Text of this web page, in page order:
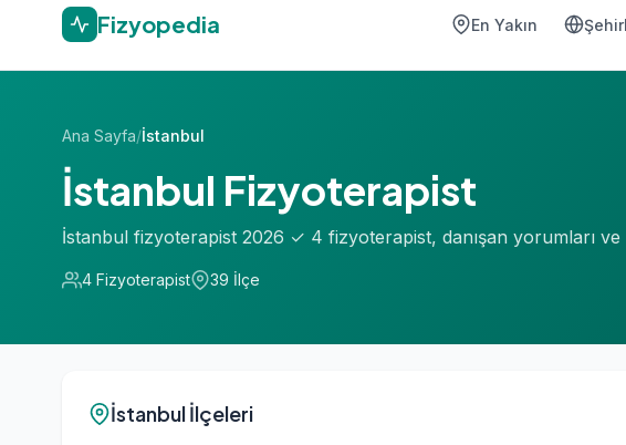
Fizyopedia En Yakın
Ana Sayfa/İstanbul
İstanbul Fizyoterapist
İstanbul fizyoterapist 2026 ✓ 4 fizyoterapist, danışan yorumları
4 Fizyoterapist 39 İlçe
İstanbul İlçeleri